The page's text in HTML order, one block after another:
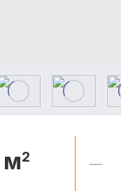
м2 —